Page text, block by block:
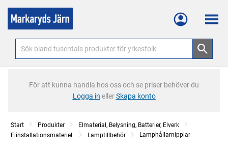
Meny
För att kunna handla hos oss och se priser behöver du
Logga in ellerSkapa konto
Start Produkter
Elmaterial, Belysning, Batterier, Elverk
Elinstallationsmateriel
Lamptillbehör Lamphållarnipplar